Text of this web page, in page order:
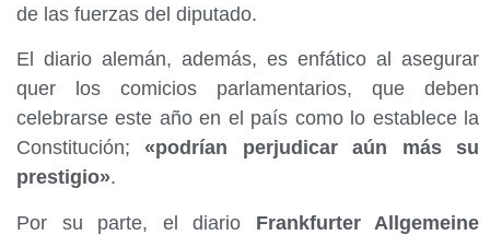
de las fuerzas del diputado.
El diario alemán, además, es enfático al asegurar
quer los comicios parlamentarios, que deben
celebrarse este año en el país como lo establece la
Constitución; «podrían perjudicar aún más su
prestigio».
Por su parte, el diario Frankfurter Allgemeine